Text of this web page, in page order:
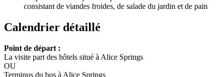
consistant de viandes froides, de salade du jardin et de pain
Calendrier détaillé
Point de départ :
La visite part des hôtels situé à Alice Springs
OU
Terminus du bus à Alice Springs